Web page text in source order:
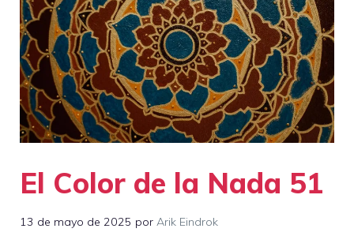
El Color de la Nada 51
13 de mayo de 2025 por Arik Eindrok